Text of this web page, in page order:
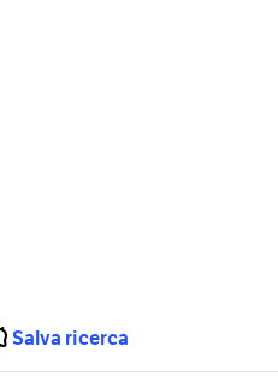
Salva ricerca